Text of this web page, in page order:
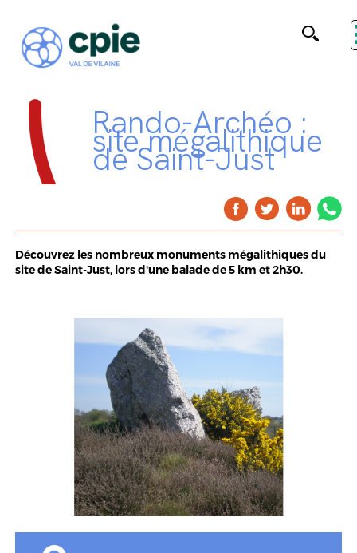
Rando-Archéo :
site mégalithique
de Saint-Just
Découvrez les nombreux monuments mégalithiques du
site de Saint-Just, lors d'une balade de 5 km et 2h30.